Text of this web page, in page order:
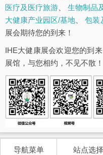
医疗及医疗旅游、 生物制品
大健康产业园区/基地、包装
展会期待您的到来！
IHE大健康展会欢迎您的到
展馆，与您相约，不见不散！
导航菜单 站点选